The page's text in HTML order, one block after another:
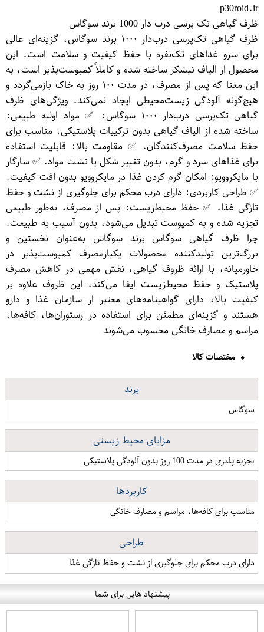
p30roid.ir
ظرف گیاهی تک پرسی درب دار 1000 برند سوگاس
ظرف گیاهی تک‌پرسی درب‌دار ۱۰۰۰ برند سوگاس، گزینه‌ای عالی
برای سرو غذاهای تک‌نفره با حفظ کیفیت و سلامت است. این
محصول از الیاف نیشکر ساخته شده و کاملاً کمپوست‌پذیر است، به
این معنا که پس از مصرف، در مدت ۱۰۰ روز به خاک بازمی‌گردد و
هیچ‌گونه آلودگی زیست‌محیطی ایجاد نمی‌کند. ویژگی‌های ظرف
گیاهی تک‌پرسی درب‌دار ۱۰۰۰ سوگاس: ✅ مواد اولیه طبیعی:
ساخته شده از الیاف گیاهی بدون ترکیبات پلاستیکی، مناسب برای
حفظ سلامت مصرف‌کنندگان. ✅ مقاومت بالا: قابلیت استفاده
برای غذاهای سرد و گرم، بدون تغییر شکل یا نشت مواد. ✅ سازگار
با مایکروویو: امکان گرم کردن غذا در مایکروویو بدون افت کیفیت.
✅ طراحی کاربردی: دارای درب محکم برای جلوگیری از نشت و حفظ
تازگی غذا. ✅ حفظ محیط‌زیست: پس از مصرف، به‌طور طبیعی
تجزیه شده و به کمپوست تبدیل می‌شود، بدون آسیب به طبیعت.
چرا ظرف گیاهی سوگاس برند سوگاس به‌عنوان نخستین و
بزرگ‌ترین تولیدکننده محصولات یکبارمصرف کمپوست‌پذیر در
خاورمیانه، با ارائه ظروف گیاهی، نقش مهمی در کاهش مصرف
پلاستیک و حفظ محیط‌زیست ایفا می‌کند. این ظروف علاوه بر
کیفیت بالا، دارای گواهینامه‌های معتبر از سازمان غذا و دارو
هستند و گزینه‌ای مطمئن برای استفاده در رستوران‌ها، کافه‌ها،
مراسم و مصارف خانگی محسوب می‌شوند
مختصات کالا
برند
سوگاس
مزایای محیط زیستی
تجزیه پذیری در مدت 100 روز بدون آلودگی پلاستیکی
کاربردها
مناسب برای کافه‌ها، مراسم و مصارف خانگی
طراحی
دارای درب محکم برای جلوگیری از نشت و حفظ تازگی غذا
پیشنهاد هایی برای شما